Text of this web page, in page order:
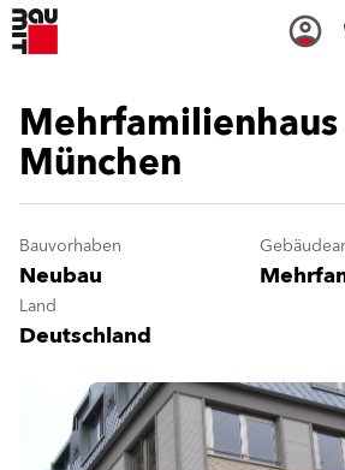
München
Bauvorhaben
Neubau
Land
Deutschland